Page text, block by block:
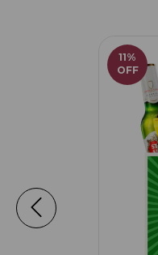
11%
OFF